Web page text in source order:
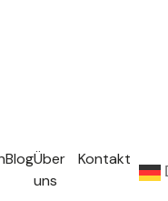
BlogÜber
uns
Kontakt